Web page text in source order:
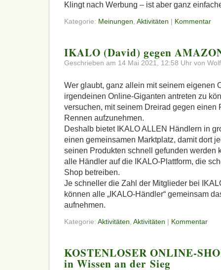
Klingt nach Werbung – ist aber ganz
Kategorie: Meinungen, Aktivitäten | Kommentar
IKALO (David) gegen
Geschrieben am 14 Mai 2021, 12:58 Uhr von
Wer glaubt, ganz allein mit seinem eigenen
irgendeinen Online-Giganten antreten zu
versuchen, mit seinem Dreirad gegen einen
Rennen aufzunehmen.
Deshalb bietet IKALOALLEN Händlern in
einen gemeinsamen Marktplatz, damit dort
seinen Produkten schnell gefunden werden
alle Händler auf die IKALO-Plattform, die
Shop betreiben.
Je schneller die Zahl der Mitglieder bei
können alle „IKALO-Händler“ gemeinsam
aufnehmen.
Kategorie: Aktivitäten Aktivitäten | Kommentar
KOSTENLOSER ONLINE-
in Wissen an der Sieg